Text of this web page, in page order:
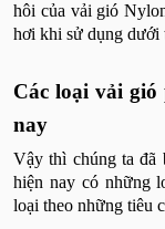
hôi của vải gió
hơi khi sử dụng dưới
Các loại vải
nay
Vậy thì chúng ta đã
hiện nay có những
loại theo những tiêu